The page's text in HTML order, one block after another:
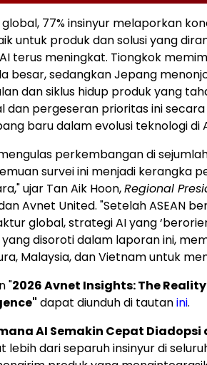
77% insinyur melaporkan
untuk produk dan solusi yang
terus meningkat. Tiongkok
besar, sedangkan Jepang
dan siklus hidup produk yang
dan pergeseran prioritas ini
baru dalam evolusi teknologi di
perkembangan di
survei ini menjadi kerangka
ujar Tan Aik Hoon,Regional
Avnet United. "Setelah ASEAN
global, strategi AI yang
disoroti dalam laporan ini,
Malaysia, dan Vietnam untuk
"2026 Avnet Insights: The
dapat diunduh di tautanini.
AI Semakin Cepat Diadopsi
lebih dari separuh insinyur di